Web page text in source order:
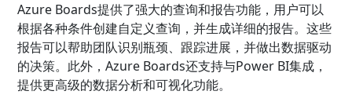
Azure Boards提供了强大的查询和报告功能，用户可以
根据各种条件创建自定义查询，并生成详细的报告。这些
报告可以帮助团队识别瓶颈、跟踪进展，并做出数据驱动
的决策。此外，Azure Boards还支持与Power BI集成，
提供更高级的数据分析和可视化功能。